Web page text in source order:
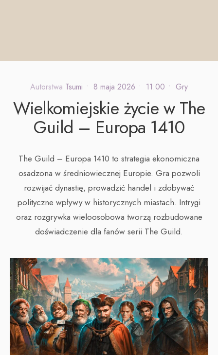
Autorstwa Tsumi • 8 maja 2026 • 11:00 • Gry
Wielkomiejskie życie w The
Guild – Europa 1410
The Guild – Europa 1410 to strategia ekonomiczna
osadzona w średniowiecznej Europie. Gra pozwoli
rozwijać dynastię, prowadzić handel i zdobywać
polityczne wpływy w historycznych miastach. Intrygi
oraz rozgrywka wieloosobowa tworzą rozbudowane
doświadczenie dla fanów serii The Guild.